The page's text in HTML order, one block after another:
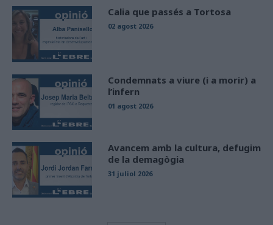
Calia que passés a Tortosa
02 agost 2026
Condemnats a viure (i a morir) a
l’infern
01 agost 2026
Avancem amb la cultura, defugim
de la demagògia
31 juliol 2026